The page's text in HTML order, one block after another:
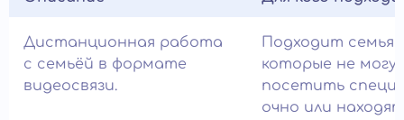
Дистанционная работа
с семьёй в формате
видеосвязи.
Подходит
которые не
посетить
очно или